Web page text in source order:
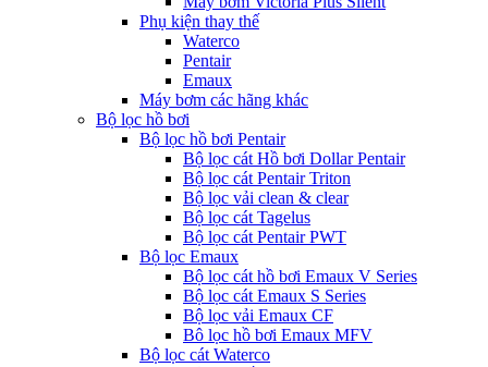
Phụ kiện thay thế
Waterco
Pentair
Emaux
Máy bơm các hãng khác
Bộ lọc hồ bơi
Bộ lọc hồ bơi Pentair
Bộ lọc cát Hồ bơi Dollar Pentair
Bộ lọc cát Pentair Triton
Bộ lọc vải clean & clear
Bộ lọc cát Tagelus
Bộ lọc cát Pentair PWT
Bộ lọc Emaux
Bộ lọc cát hồ bơi Emaux V Series
Bộ lọc cát Emaux S Series
Bộ lọc vải Emaux CF
Bô lọc hồ bơi Emaux MFV
Bộ lọc cát Waterco